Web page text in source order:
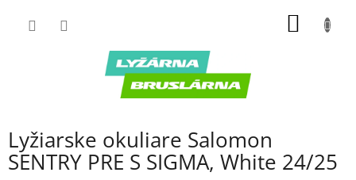
Lyžiarske okuliare Salomon
SENTRY PRE S SIGMA, White 24/25